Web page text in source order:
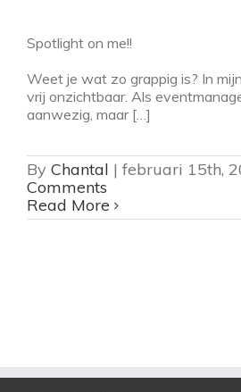
Spotlight on me!!
Weet je wat zo grappig is? In
vrij onzichtbaar. Als
aanwezig, maar […]
By Chantal | februari 15th,
Comments
Read More